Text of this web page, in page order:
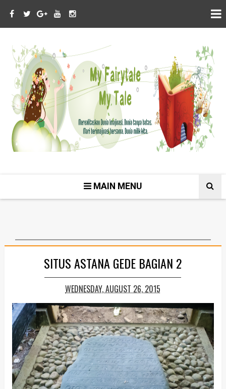
MAIN MENU
SITUS ASTANA GEDE BAGIAN 2
WEDNESDAY, AUGUST 26, 2015